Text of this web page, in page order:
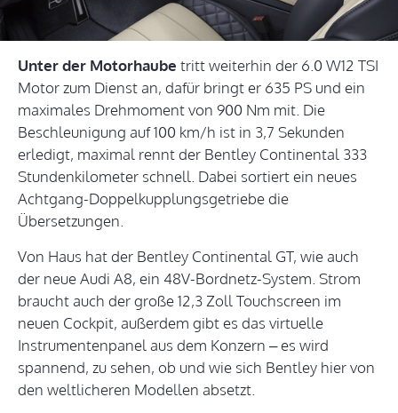
Unter der Motorhaube tritt weiterhin der 6.0 W12 TSI
Motor zum Dienst an, dafür bringt er 635 PS und ein
maximales Drehmoment von 900 Nm mit. Die
Beschleunigung auf 100 km/h ist in 3,7 Sekunden
erledigt, maximal rennt der Bentley Continental 333
Stundenkilometer schnell. Dabei sortiert ein neues
Achtgang-Doppelkupplungsgetriebe die
Übersetzungen.
Von Haus hat der Bentley Continental GT, wie auch
der neue Audi A8, ein 48V-Bordnetz-System. Strom
braucht auch der große 12,3 Zoll Touchscreen im
neuen Cockpit, außerdem gibt es das virtuelle
Instrumentenpanel aus dem Konzern – es wird
spannend, zu sehen, ob und wie sich Bentley hier von
den weltlicheren Modellen absetzt.